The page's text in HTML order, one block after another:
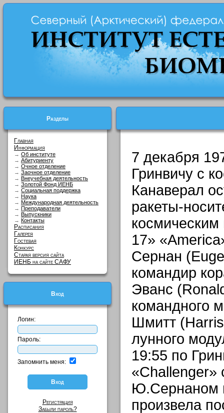
Разделы
Главная
Информация
→ Об институте
→ Абитуриенту
→ Очное отделение
→ Заочное отделение
→ Внеучебная деятельность
→ Золотой Фонд ИЕНБ
→ Социальная поддержка
→ Наука
→ Международная деятельность
→ Преподаватели
→ Выпускники
→ Контакты
Расписания
Галерея
Гостевая
Конкурс
Старая версия сайта
ИЕНБ на сайте САФУ
Вход
Логин:
Пароль:
Запомнить меня:
Регистрация
Забыли пароль?
7 декабря
Гринвичу с
Канаверал
ракеты-
17»
Сернан
командир
Эванс
командного
Шмитт
лунного
19:55 по
«Challenger»
Ю.Сернаном
произвела